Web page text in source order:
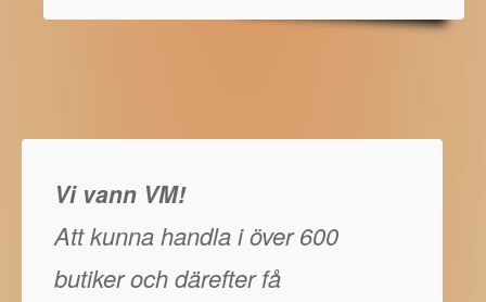
Vi vann VM!
Att kunna handla i över 600
butiker och därefter få